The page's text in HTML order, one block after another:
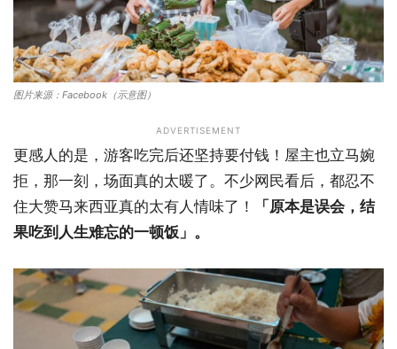
图片来源：Facebook（示意图）
ADVERTISEMENT
更感人的是，游客吃完后还坚持要付钱！屋主也立马婉
拒，那一刻，场面真的太暖了。不少网民看后，都忍不
住大赞马来西亚真的太有人情味了！
「原本是误会，结
果吃到人生难忘的一顿饭」。